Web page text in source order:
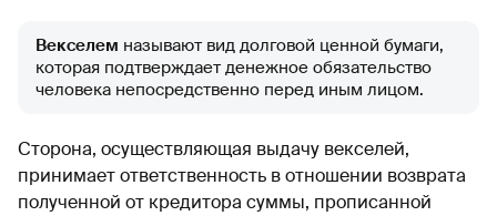
Векселем называют вид долговой ценной бумаги,
которая подтверждает денежное обязательство
человека непосредственно перед иным лицом.
Сторона, осуществляющая выдачу векселей,
принимает ответственность в отношении возврата
полученной от кредитора суммы, прописанной